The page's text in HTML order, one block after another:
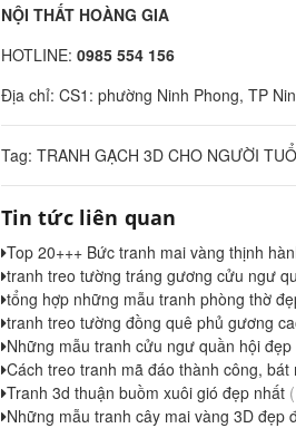
NỘI THẤT HOÀNG GIA
HOTLINE: 0985 554 156
Địa chỉ: CS1: phường Ninh Phong, TP
Tag: TRANH GẠCH 3D CHO NGƯỜI
Tin tức liên quan
Top 20+++ Bức tranh mai vàng thịnh
tranh treo tường tráng gương cửu ngư
tổng hợp những mẫu tranh phòng thờ
tranh treo tường đồng quê phủ gương
Những mẫu tranh cửu ngư quần hội đẹp
Cách treo tranh mã đáo thành công, bát
Tranh 3d thuận buồm xuôi gió đẹp nhất
Những mẫu tranh cây mai vàng 3D đẹp